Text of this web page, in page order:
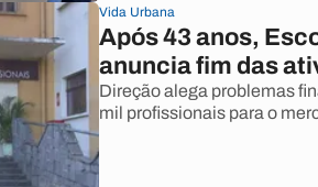
Vida Urbana
Após 43 anos,
anuncia fim das
Direção alega problemas
mil profissionais para o